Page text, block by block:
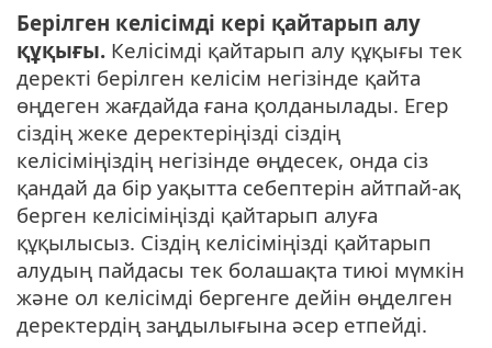
Берілген келiсiмді керi қайтарып алу
құқығы. Келiсiмдi қайтарып алу құқығы тек
деректі берілген келiсiм негiзiнде қайта
өңдеген жағдайда ғана қолданылады. Егер
сіздің жеке деректеріңізді сіздің
келісіміңіздің негізінде өңдесек, онда сіз
қандай да бір уақытта себептерін айтпай-ақ
берген келісіміңізді қайтарып алуға
құқылысыз. Сіздің келісіміңізді қайтарып
алудың пайдасы тек болашақта тиюі мүмкін
және ол келісімді бергенге дейін өңделген
деректердің заңдылығына әсер етпейді.